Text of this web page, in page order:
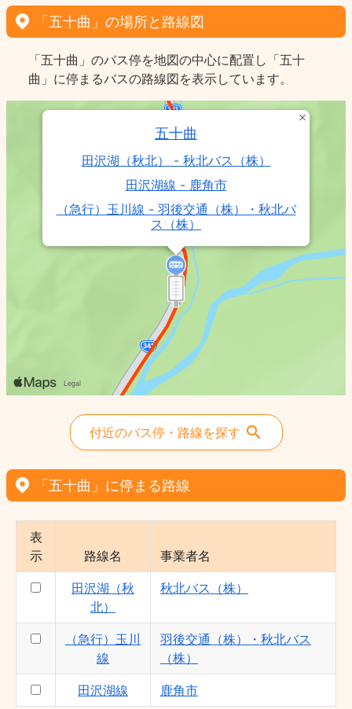
「五十曲」の場所と路線図
「五十曲」のバス停を地図の中心に配置し「五十
曲」に停まるバスの路線図を表示しています。
五十曲
田沢湖（秋北） - 秋北バス（株）
田沢湖線 - 鹿角市
（急行）玉川線 - 羽後交通（株）・秋北バ
ス（株）
付近のバス停・路線を探す
「五十曲」に停まる路線
表
示
路線名 事業者名
田沢湖（秋
北）
秋北バス（株）
（急行）玉川
線
羽後交通（株）・秋北バス
（株）
田沢湖線 鹿角市